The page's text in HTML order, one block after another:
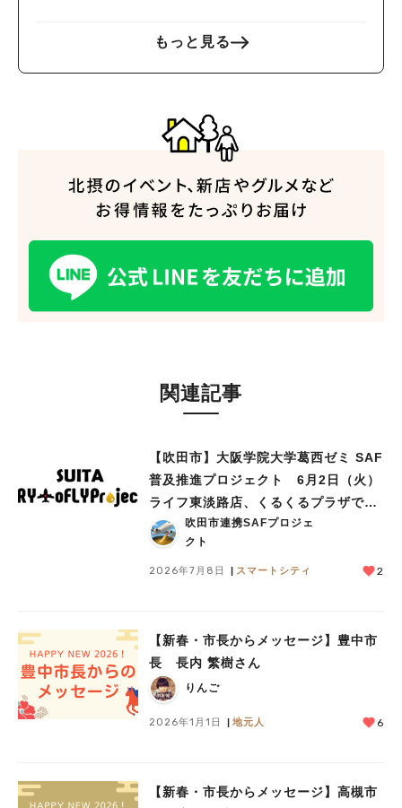
もっと見る
関連記事
【吹田市】大阪学院大学葛西ゼミ SAF
普及推進プロジェクト 6月2日（火）
ライフ東淡路店、くるくるプラザで見
学会を実施吹田市連携SAFプロジェ
クト
2026年7月8日 スマートシティ 2
【新春・市長からメッセージ】豊中市
長 長内 繁樹さん
りんご
2026年1月1日 地元人 6
【新春・市長からメッセージ】高槻市